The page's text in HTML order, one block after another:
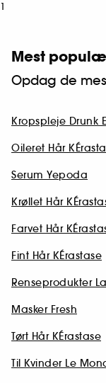
1
Mest
Opdag de
Kropspleje Drunk
Oileret Hår
Serum Yepoda
Krøllet Hår
Farvet Hår
Fint Hår KÉrastase
Renseprodukter
Masker Fresh
Tørt Hår KÉrastase
Til Kvinder Le